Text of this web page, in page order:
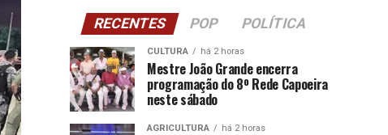
RECENTES POP POLÍTICA
CULTURA há 2 horas
Mestre João Grande encerra
programação do 8º Rede Capoeira
neste sábado
AGRICULTURA há 2 horas